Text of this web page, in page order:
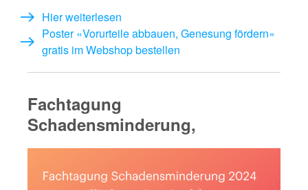
Hier weiterlesen
Poster «Vorurteile abbauen, Genesung fördern»
gratis im Webshop bestellen
Fachtagung
Schadensminderung,